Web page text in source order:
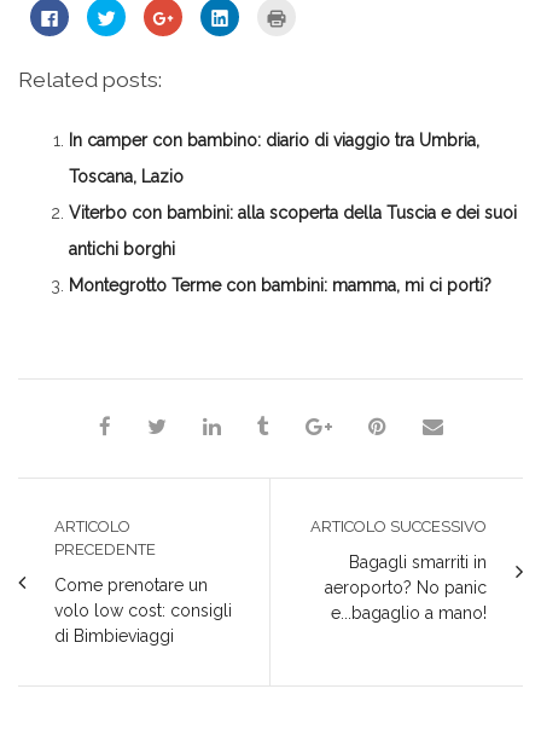
Fai
clic
su
Facebook
in
una
finestra)
Fai
clic
condividere
su
in
nuova
finestra)
Fai
clic
apre
in
nuova
finestra)
Fai
clic
apre
in
una
nuova
Related posts:
In camper con bambino: diario di viaggio tra Umbria,
Toscana, Lazio
Viterbo con bambini: alla scoperta della Tuscia e dei suoi
antichi borghi
Montegrotto Terme con bambini: mamma, mi ci porti?
ARTICOLO
PRECEDENTE
Come prenotare un
volo low cost: consigli
di Bimbieviaggi
ARTICOLO SUCCESSIVO
Bagagli smarriti in
aeroporto? No panic
e...bagaglio a mano!